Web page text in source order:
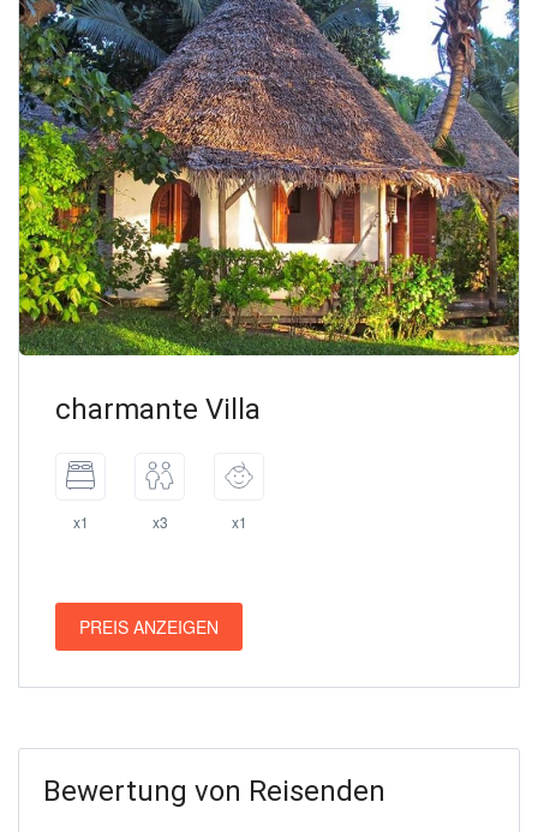
charmante Villa
x1 x3 x1
PREIS ANZEIGEN
Bewertung von Reisenden